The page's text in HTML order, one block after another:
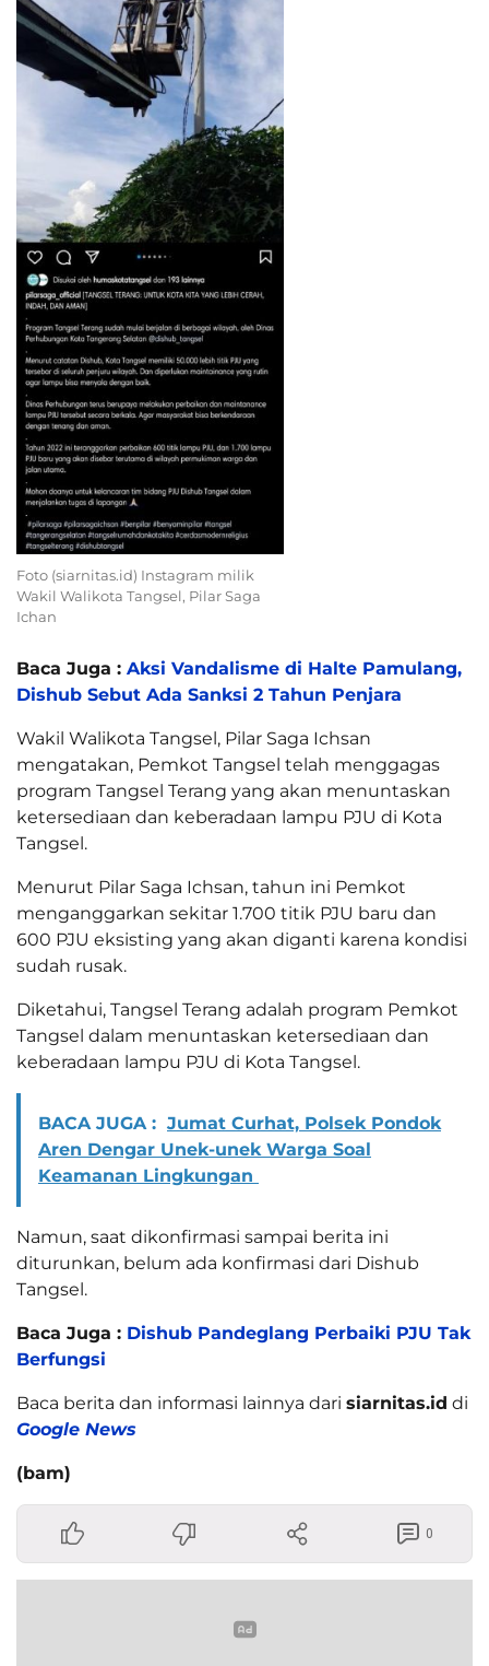
Foto (siarnitas.id) Instagram milik
Wakil Walikota Tangsel, Pilar Saga
Ichan
Baca Juga : Aksi Vandalisme di Halte Pamulang,
Dishub Sebut Ada Sanksi 2 Tahun Penjara
Wakil Walikota Tangsel, Pilar Saga Ichsan
mengatakan, Pemkot Tangsel telah menggagas
program Tangsel Terang yang akan menuntaskan
ketersediaan dan keberadaan lampu PJU di Kota
Tangsel.
Menurut Pilar Saga Ichsan, tahun ini Pemkot
menganggarkan sekitar 1.700 titik PJU baru dan
600 PJU eksisting yang akan diganti karena kondisi
sudah rusak.
Diketahui, Tangsel Terang adalah program Pemkot
Tangsel dalam menuntaskan ketersediaan dan
keberadaan lampu PJU di Kota Tangsel.
BACA JUGA : Jumat Curhat, Polsek Pondok
Aren Dengar Unek-unek Warga Soal
Keamanan Lingkungan
Namun, saat dikonfirmasi sampai berita ini
diturunkan, belum ada konfirmasi dari Dishub
Tangsel.
Baca Juga : Dishub Pandeglang Perbaiki PJU Tak
Berfungsi
Baca berita dan informasi lainnya dari siarnitas.id di
Google News
(bam)
0